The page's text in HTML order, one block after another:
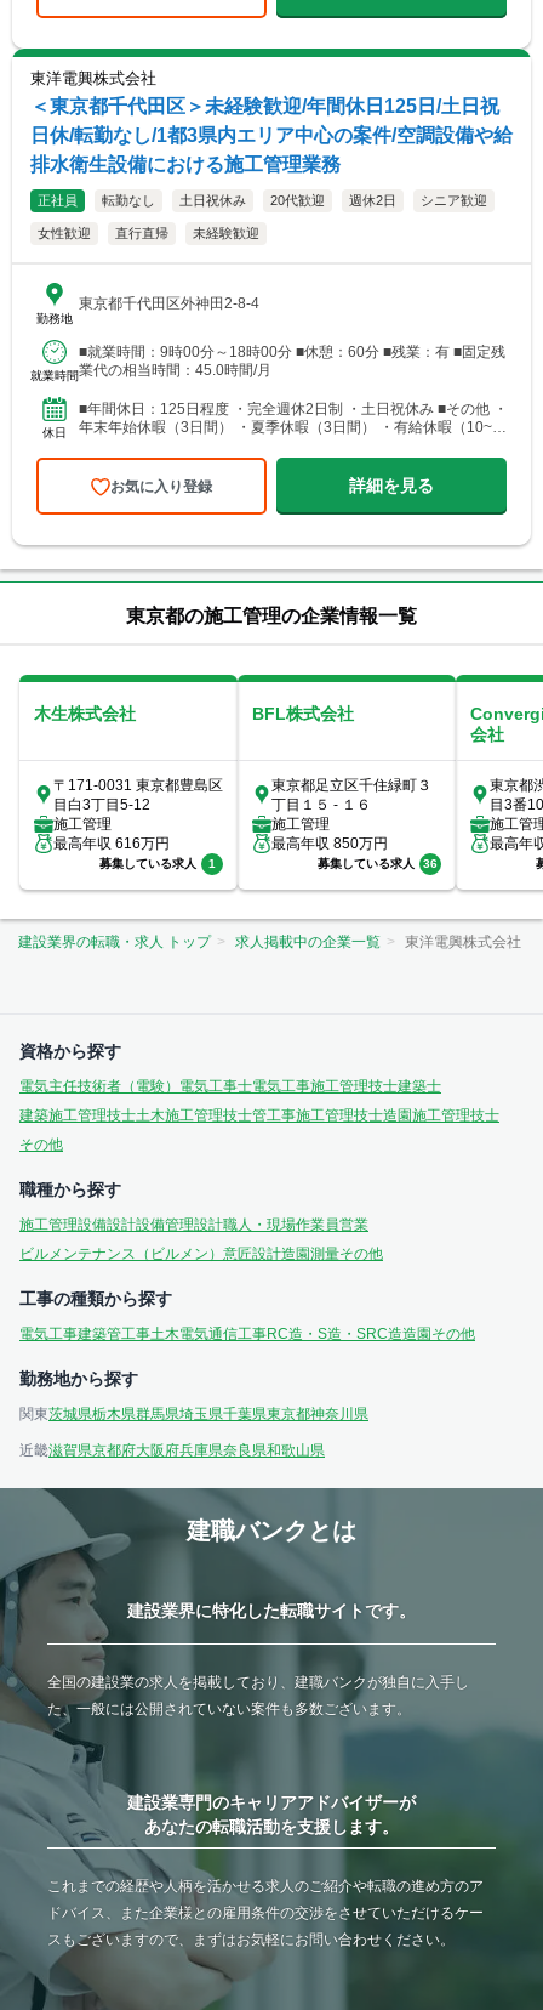
東洋電興株式会社
＜東京都千代田区＞未経験歓迎/年間休日125日/土日祝
日休/転勤なし/1都3県内エリア中心の案件/空調設備や給
排水衛生設備における施工管理業務
正社員 転勤なし 土日祝休み 20代歓迎 週休2日 シニア歓迎
女性歓迎 直行直帰 未経験歓迎
勤務地
東京都千代田区外神田2-8-4
就業時間
■就業時間：9時00分～18時00分 ■休憩：60分 ■残業：有 ■固定残
業代の相当時間：45.0時間/月
休日
■年間休日：125日程度 ・完全週休2日制 ・土日祝休み ■その他 ・
年末年始休暇（3日間） ・夏季休暇（3日間） ・有給休暇（10~20
お気に入り登録 詳細を見る
東京都の施工管理の企業情報一覧
木生株式会社
〒171-0031 東京都豊島区
目白3丁目5-12
施工管理
最高年収 616万円
募集している求人 1
BFL株式会社
東京都足立区千住緑町３
丁目１５ - １６
施工管理
最高年収 850万円
募集している求人 36
会社
東京都
目3番
ックス
施工管
最高年
建設業界の転職・求人 トップ 求人掲載中の企業一覧 東洋電興株式会社
資格から探す
電気主任技術者（電験） 電気工事士電気工事施工管理技士建築士
建築施工管理技士土木施工管理技士管工事施工管理技士造園施工管理技士
その他
職種から探す
施工管理設備設計設備管理設計職人・現場作業員営業
ビルメンテナンス（ビルメン） 意匠設計造園測量その他
工事の種類から探す
電気工事建築管工事土木電気通信工事RC造・S造・SRC造造園 その他
勤務地から探す
関東茨城県栃木県群馬県埼玉県千葉県東京都神奈川県
近畿滋賀県京都府大阪府兵庫県奈良県和歌山県
建職バンクとは
建設業界に特化した転職サイトです。
全国の建設業の求人を掲載しており、建職バンクが独自に入手し
た、一般には公開されていない案件も多数ございます。
建設業専門のキャリアアドバイザーが
あなたの転職活動を支援します。
これまでの経歴や人柄を活かせる求人のご紹介や転職の進め方のア
ドバイス、また企業様との雇用条件の交渉をさせていただけるケー
スもございますので、まずはお気軽にお問い合わせください。